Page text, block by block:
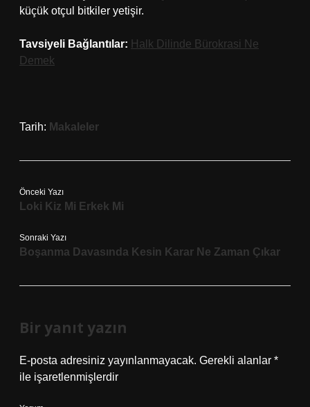
küçük otçul bitkiler yetişir.
Tavsiyeli Bağlantılar: Halk Dilinde Bürokrasi Ne
Demek
Tarih: Makaleler
Önceki Yazı
Loki Kiz Mi Erkek Mi
Sonraki Yazı
Boşanma Davasında Kesin Karar Ne Zaman Çıkar
Bir yanıt yazın
E-posta adresiniz yayınlanmayacak. Gerekli alanlar *
ile işaretlenmişlerdir